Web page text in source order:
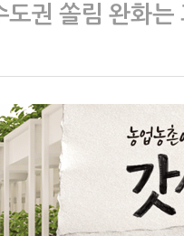
권 쏠림 완화는